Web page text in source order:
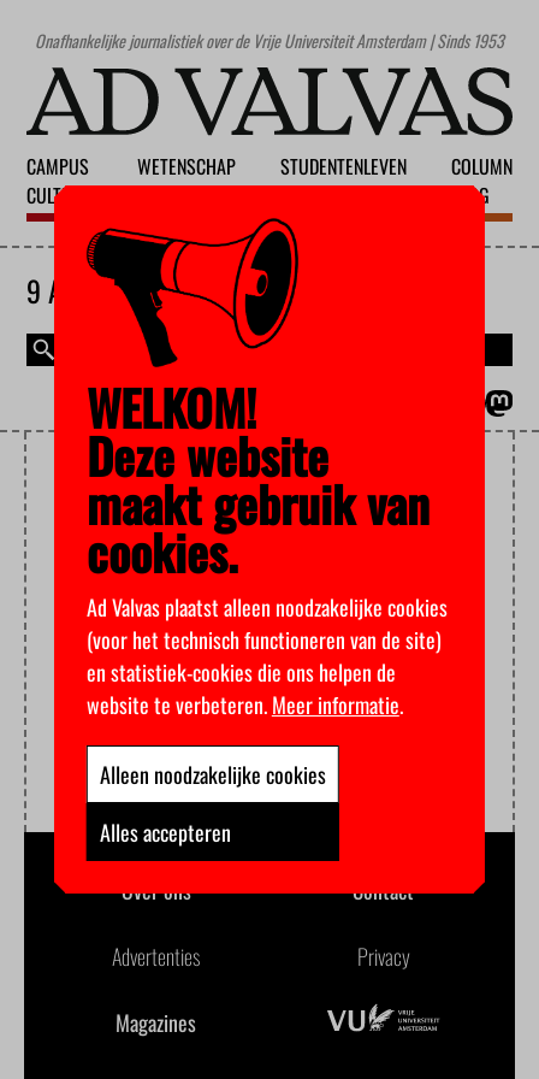
Onafhankelijke journalistiek over de Vrije Universiteit Amsterdam | Sinds 1953
CAMPUS
CULTUUR
WETENSCHAP
STUDENTENLEVEN
COLUMN
BLOG
9 AUGUSTUS 2026
FLEXWERKEN
Over ons Contact
Advertenties Privacy
Magazines
WELKOM!
Deze website
maakt gebruik van
cookies.
Ad Valvas plaatst alleen noodzakelijke cookies
(voor het technisch functioneren van de site)
en statistiek-cookies die ons helpen de
website te verbeteren.Meer informatie.
Alleen noodzakelijke cookies
Alles accepteren